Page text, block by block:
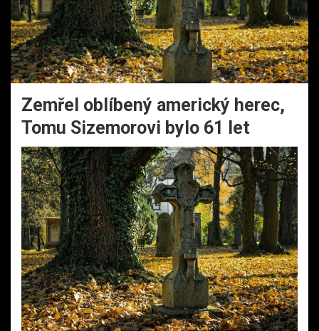
Zemřel oblíbený americký herec,
Tomu Sizemorovi bylo 61 let